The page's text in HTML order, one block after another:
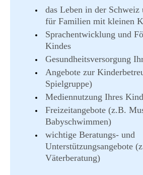
das Leben in der Schweiz
für Familien mit kleinen
Sprachentwicklung und
Kindes
Gesundheitsversorgung
Angebote zur
Spielgruppe)
Mediennutzung Ihres
Freizeitangebote (z.B.
Babyschwimmen)
wichtige Beratungs- und
Unterstützungsangebote
Väterberatung)
TEAM